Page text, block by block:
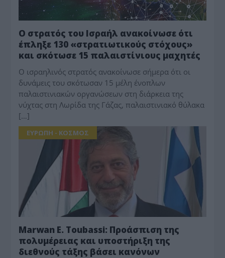
Ο στρατός του Ισραήλ ανακοίνωσε ότι
έπληξε 130 «στρατιωτικούς στόχους»
και σκότωσε 15 παλαιστίνιους μαχητές
O ισραηλινός στρατός ανακοίνωσε σήμερα ότι οι
δυνάμεις του σκότωσαν 15 μέλη ένοπλων
παλαιστινιακών οργανώσεων στη διάρκεια της
νύχτας στη Λωρίδα της Γάζας, παλαιστινιακό θύλακα
[…]
ΕΥΡΩΠΗ - ΚΟΣΜΟΣ
Marwan E. Toubassi: Προάσπιση της
πολυμέρειας και υποστήριξη της
διεθνούς τάξης βάσει κανόνων